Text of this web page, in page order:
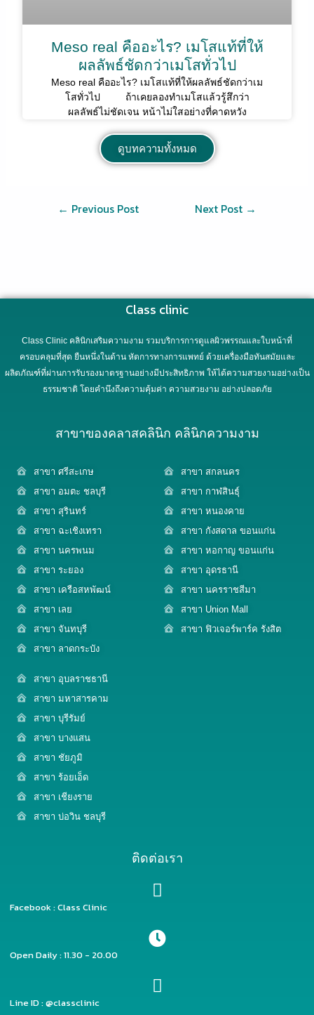
Meso real คืออะไร? เมโสแท้ที่ให้
ผลลัพธ์ชัดกว่าเมโสทั่วไป
Meso real คืออะไร? เมโสแท้ที่ให้ผลลัพธ์ชัดกว่าเม
โสทั่วไป ถ้าเคยลองทำเมโสแล้วรู้สึกว่า
ผลลัพธ์ไม่ชัดเจน หน้าไม่ใสอย่างที่คาดหวัง
ดูบทความทั้งหมด
← Previous Post Next Post →
Class clinic
Class Clinic คลินิกเสริมความงาม รวมบริการการดูแลผิวพรรณและใบหน้าที่
ครอบคลุมที่สุด ยืนหนึ่งในด้าน หัตการทางการแพทย์ ด้วยเครื่องมือทันสมัยและ
ผลิตภัณฑ์ที่ผ่านการรับรองมาตรฐานอย่างมีประสิทธิภาพ ให้ได้ความสวยงามอย่างเป็น
ธรรมชาติ โดยคำนึงถึงความคุ้มค่า ความสวยงาม อย่างปลอดภัย
สาขาของคลาสคลินิก คลินิกความงาม
สาขา ศรีสะเกษ
สาขา อมตะ ชลบุรี
สาขา สุรินทร์
สาขา ฉะเชิงเทรา
สาขา นครพนม
สาขา ระยอง
สาขา เครือสหพัฒน์
สาขา เลย
สาขา จันทบุรี
สาขา ลาดกระบัง
สาขา สกลนคร
สาขา กาฬสินธุ์
สาขา หนองคาย
สาขา กังสดาล ขอนแก่น
สาขา หอกาญ ขอนแก่น
สาขา อุดรธานี
สาขา นครราชสีมา
สาขา Union Mall
สาขา ฟิวเจอร์พาร์ค รังสิต
สาขา อุบลราชธานี
สาขา มหาสารคาม
สาขา บุรีรัมย์
สาขา บางแสน
สาขา ชัยภูมิ
สาขา ร้อยเอ็ด
สาขา เชียงราย
สาขา บ่อวิน ชลบุรี
ติดต่อเรา
Facebook : Class Clinic
Open Daily : 11.30 - 20.00
Line ID : @classclinic​